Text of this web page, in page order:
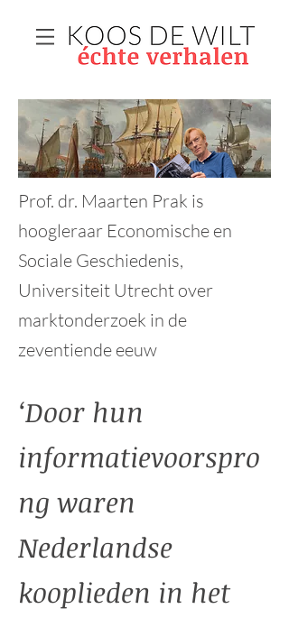
Prof. dr. Maarten Prak is
hoogleraar Economische en
Sociale Geschiedenis,
Universiteit Utrecht over
marktonderzoek in de
zeventiende eeuw
‘Door hun
informatievoorspro
ng waren
Nederlandse
kooplieden in het